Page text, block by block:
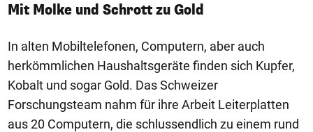
Mit Molke und Schrott zu Gold
In alten Mobiltelefonen, Computern, aber auch
herkömmlichen Haushaltsgeräte finden sich Kupfer,
Kobalt und sogar Gold. Das Schweizer
Forschungsteam nahm für ihre Arbeit Leiterplatten
aus 20 Computern, die schlussendlich zu einem rund